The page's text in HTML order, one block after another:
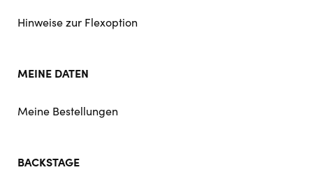
Hinweise zur Flexoption
MEINE DATEN
Meine Bestellungen
BACKSTAGE